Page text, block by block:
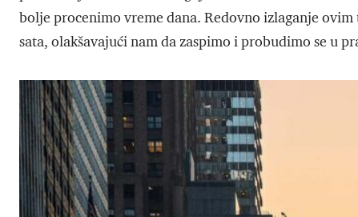
bolje procenimo vreme dana. Redovno izlaganje
sata, olakšavajući nam da zaspimo i probudimo se u